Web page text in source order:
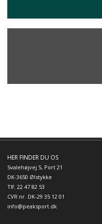
HER FINDER DU OS
Svalehøjvej 5, Port 21
DK-3650 Ølstykke
Tlf. 22 47 82 53
CVR nr. DK-29 35 12 01
info@peaksport.dk